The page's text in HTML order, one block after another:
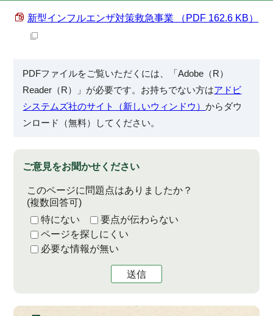
新型インフルエンザ対策救急事業 （PDF 162.6 KB）
PDFファイルをご覧いただくには、「Adobe（R）
Reader（R）」が必要です。お持ちでない方はアドビ
システムズ社のサイト（新しいウィンドウ）からダウ
ンロード（無料）してください。
ご意見をお聞かせください
このページに問題点はありましたか？
(複数回答可)
特にない
要点が伝わらない
ページを探しにくい
必要な情報が無い
送信